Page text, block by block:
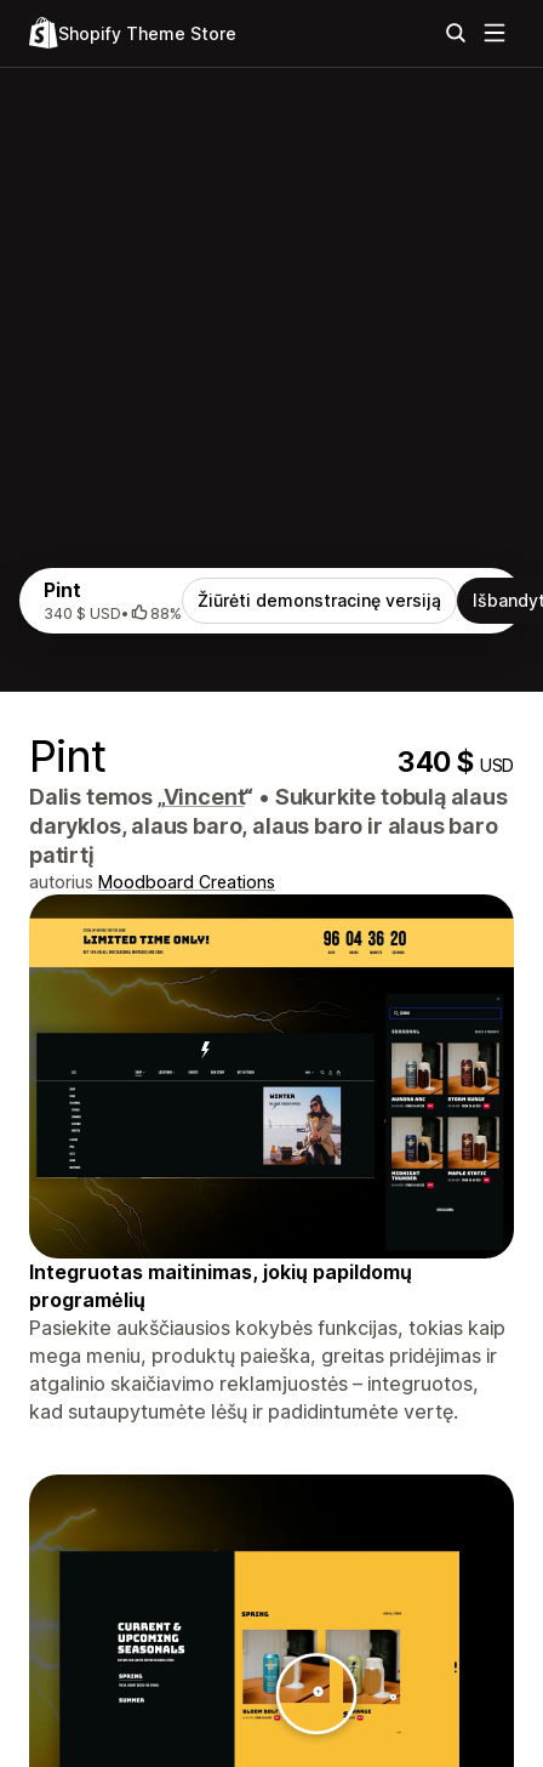
Shopify Theme Store
Pint
340 $ USD• 88%
Žiūrėti demonstracinę versiją
Pint 340 $USD
Dalis temos „Vincent“ • Sukurkite tobulą alaus
daryklos, alaus baro, alaus baro ir alaus baro
patirtį
autorius Moodboard Creations
Integruotas maitinimas, jokių papildomų
programėlių
Pasiekite aukščiausios kokybės funkcijas, tokias kaip
mega meniu, produktų paieška, greitas pridėjimas ir
atgalinio skaičiavimo reklamjuostės – integruotos,
kad sutaupytumėte lėšų ir padidintumėte vertę.